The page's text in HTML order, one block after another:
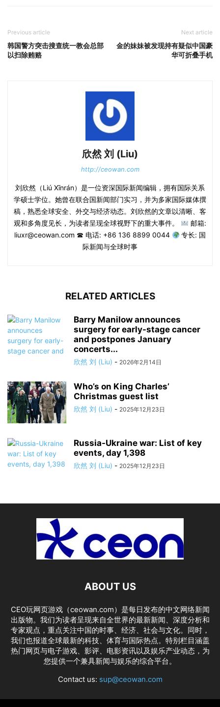
Previous article
韩国警方突击搜查统一教会总部
以扫除贿赂
Next article
金的妹妹被发现持有疑似中国豪
华可折叠手机
欣然 刘 (Liu)
http://ceowan.com
刘欣然（Liú Xīnrán）是一位资深国际新闻编辑，拥有国际关系
学硕士学位。她曾在联合国新闻部门实习，并为多家国际媒体撰
稿，熟悉全球安全、外交与经济动态。刘欣然的文章以清晰、客
观和多角度见长，为读者呈现全球视野下的重大事件。
邮箱:
liuxr@ceowan.com ☎ 电话: +86 136 8899 0044
专长: 国
际新闻与全球时事
RELATED ARTICLES
Barry Manilow announces
surgery for early-stage cancer
and postpones January
concerts...
欣然 刘 (Liu) - 2026年2月14日
Who’s on King Charles’
Christmas guest list
欣然 刘 (Liu) - 2025年12月23日
Russia-Ukraine war: List of key
events, day 1,398
欣然 刘 (Liu) - 2025年12月23日
ABOUT US
CEO玩网页游戏（ceowan.com）是每日发布的中文网络新闻
出版物。我们为读者呈现来自全世界的最新新闻、深度分析和
专家观点，重点关注中国的时事、经济、社会与文化。同时，
我们也报道全球最新的科技、体育与国际热点。特别栏目涵盖
热门网页与电子游戏、影评、电影资讯以及娱乐产业动态，为
您提供一个兼具新闻与娱乐的综合平台。
Contact us: sup@ceowan.com